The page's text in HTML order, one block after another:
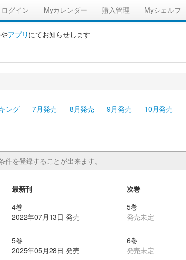
ログイン Myカレンダー 購入管理 Myシェルフ
アプリ にてお知らせします
ング 7月発売 8月発売 9月発売 10月発売
件を登録することが出来ます。
最新刊
次巻
4巻
2022年07月13日 発売
5巻
発売未定
5巻
2025年05月28日 発売
6巻
発売未定